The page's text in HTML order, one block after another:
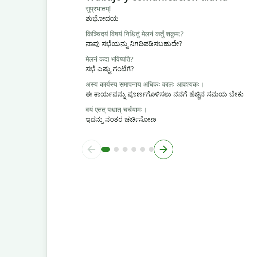
सुप्रभातम्!
ಶುಭೋದಯ
किञ्चिदयं विषयं निश्चितुं मेलनं कर्तुं शक्नुम:?
ನಾವು ಸಭೆಯನ್ನು ನಿಗದಿಪಡಿಸಬಹುದೇ?
मेलनं कदा भविष्यति?
ಸಭೆ ಎಷ್ಟು ಗಂಟೆಗೆ?
अस्य कार्यस्य समापनाय अधिकः कालः आवश्यकः।
ಈ ಕಾರ್ಯವನ್ನು ಪೂರ್ಣಗೊಳಿಸಲು ನನಗೆ ಹೆಚ್ಚಿನ ಸಮಯ ಬೇಕು
वयं एतत् पश्चात् चर्चयामः।
ಇದನ್ನು ನಂತರ ಚರ್ಚಿಸೋಣ